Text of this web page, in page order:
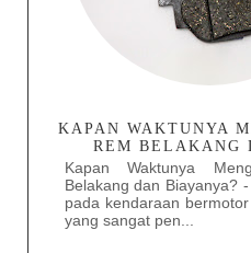
KAPAN WAKTUNYA
REM BELAKANG
Kapan Waktunya
Belakang dan Biayanya?
pada kendaraan
yang sangat pen...